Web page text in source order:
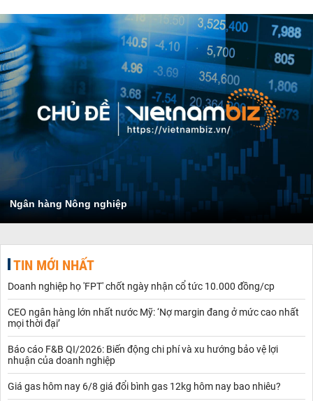
Ngân hàng Nông nghiệp
TIN MỚI NHẤT
Doanh nghiệp họ 'FPT' chốt ngày nhận cổ tức 10.000 đồng/cp
CEO ngân hàng lớn nhất nước Mỹ: ‘Nợ margin đang ở mức cao nhất
mọi thời đại’
Báo cáo F&B QI/2026: Biến động chi phí và xu hướng bảo vệ lợi
nhuận của doanh nghiệp
Giá gas hôm nay 6/8 giá đổi bình gas 12kg hôm nay bao nhiêu?